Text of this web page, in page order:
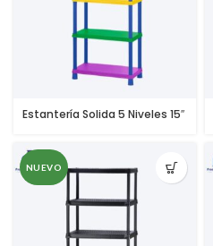
Estantería Solida 5 Niveles 15″
NUEVO